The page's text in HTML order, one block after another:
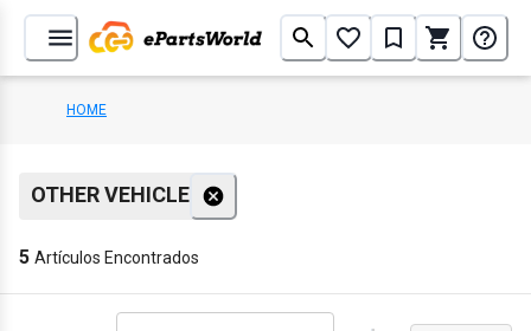
HOME
OTHER VEHICLE
5 Artículos Encontrados